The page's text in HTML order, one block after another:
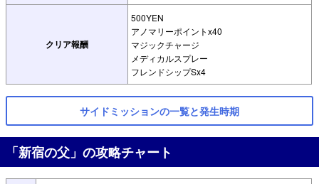
クリア報酬
500YEN
アノマリーポイントx40
マジックチャージ
メディカルスプレー
フレンドシップSx4
サイドミッションの一覧と発生時期
「新宿の父」の攻略チャート